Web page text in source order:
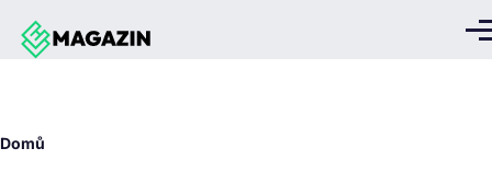
Přejít k hlavnímu obsahu
Domů